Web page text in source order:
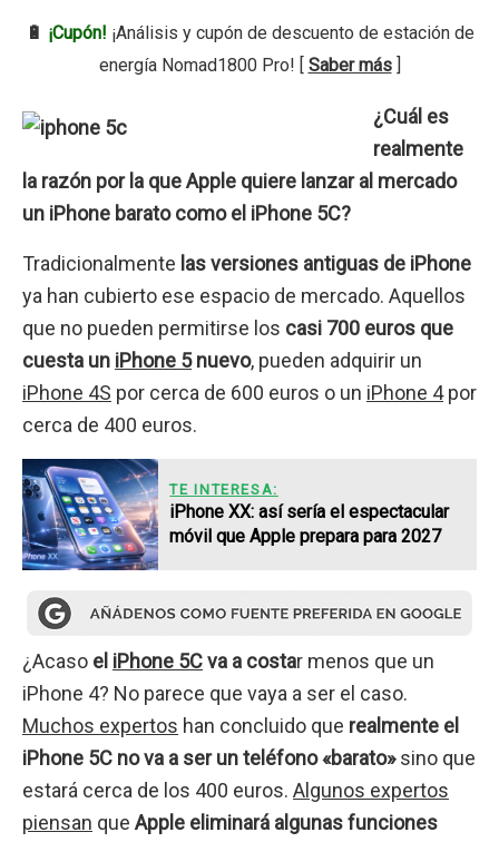
🔋 ¡Cupón! ¡Análisis y cupón de descuento de estación de
energía Nomad1800 Pro! [ Saber más]
¿Cuál es
realmente
la razón por la que Apple quiere lanzar al mercado
un iPhone barato como el iPhone 5C?
Tradicionalmente las versiones antiguas de iPhone
ya han cubierto ese espacio de mercado. Aquellos
que no pueden permitirse los casi 700 euros que
cuesta un iPhone 5nuevo, pueden adquirir un
iPhone 4S por cerca de 600 euros o un iPhone 4por
cerca de 400 euros.
TE INTERESA:
iPhone XX: así sería el espectacular
móvil que Apple prepara para 2027
¿Acaso el iPhone 5Cva a costar menos que un
iPhone 4? No parece que vaya a ser el caso.
Muchos expertos han concluido que realmente el
iPhone 5C no va a ser un teléfono «barato»sino que
estará cerca de los 400 euros. Algunos expertos
piensan que Apple eliminará algunas funciones